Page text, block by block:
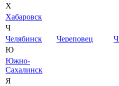
Х
Хабаровск
Ч
Челябинск
Череповец
Ю
Южно-
Сахалинск
Я